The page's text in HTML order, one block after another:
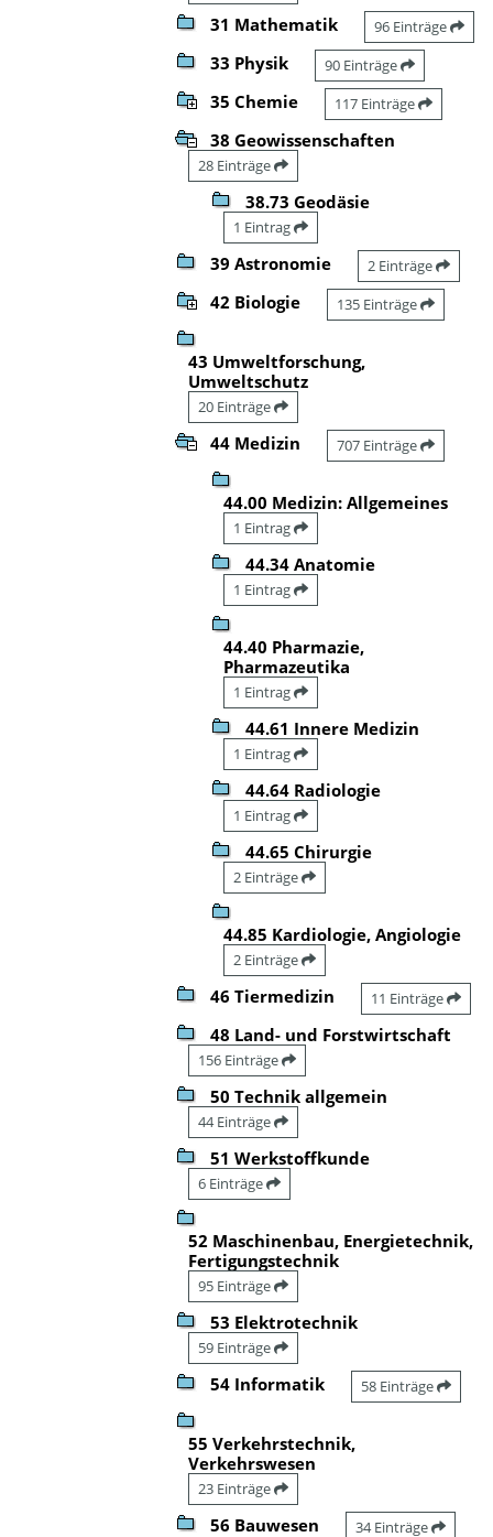
31 Mathematik 96 Einträge
33 Physik 90 Einträge
35 Chemie 117 Einträge
38 Geowissenschaften
28 Einträge
38.73 Geodäsie
1 Eintrag
39 Astronomie 2 Einträge
42 Biologie 135 Einträge
43 Umweltforschung,
Umweltschutz
20 Einträge
44 Medizin 707 Einträge
44.00 Medizin: Allgemeines
1 Eintrag
44.34 Anatomie
1 Eintrag
44.40 Pharmazie,
Pharmazeutika
1 Eintrag
44.61 Innere Medizin
1 Eintrag
44.64 Radiologie
1 Eintrag
44.65 Chirurgie
2 Einträge
44.85 Kardiologie, Angiologie
2 Einträge
46 Tiermedizin 11 Einträge
48 Land- und Forstwirtschaft
156 Einträge
50 Technik allgemein
44 Einträge
51 Werkstoffkunde
6 Einträge
52 Maschinenbau, Energietechnik,
Fertigungstechnik
95 Einträge
53 Elektrotechnik
59 Einträge
54 Informatik 58 Einträge
55 Verkehrstechnik,
Verkehrswesen
23 Einträge
56 Bauwesen 34 Einträge